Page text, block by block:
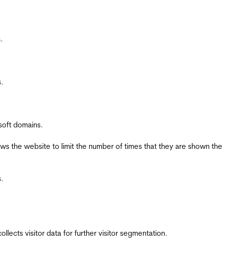
domains.
the website to limit the number of times that they are shown the
visitor data for further visitor segmentation.